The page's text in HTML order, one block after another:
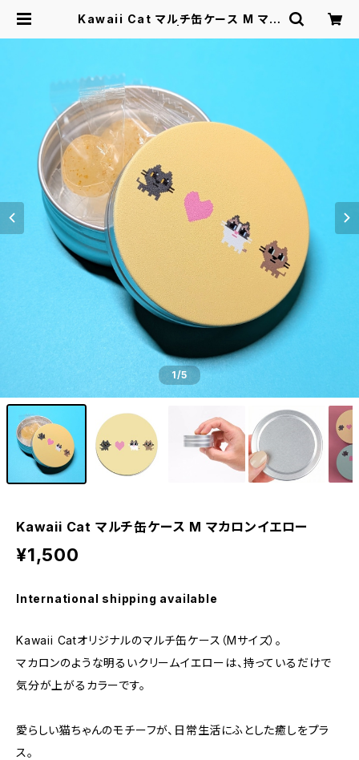
Kawaii Cat マルチ缶ケース M マカ
1/5
Kawaii Cat マルチ缶ケース M マカロンイエロー
¥1,500
International shipping available
Kawaii Catオリジナルのマルチ缶ケース（Mサイズ）。
マカロンのような明るいクリームイエローは、持っているだけで
気分が上がるカラーです。
愛らしい猫ちゃんのモチーフが、日常生活にふとした癒しをプラ
ス。